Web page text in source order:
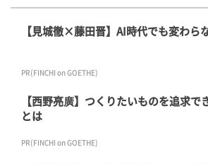
【見城徹×藤田晋】AI時代でも変わら
PR(FINCHI on GOETHE)
【西野亮廣】つくりたいものを追求で
とは
PR(FINCHI on GOETHE)